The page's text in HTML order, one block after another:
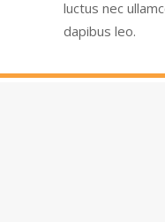
luctus nec
dapibus leo.